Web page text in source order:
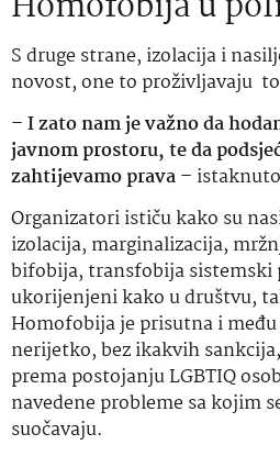
S druge strane, izolacija i
novost, one to proživljavaju
– I zato nam je važno da
javnom prostoru, te da
zahtijevamo prava –
Organizatori ističu kako su
izolacija, marginalizacija,
bifobija, transfobija sistemski
ukorijenjeni kako u društvu,
Homofobija je prisutna i
nerijetko, bez ikakvih
prema postojanju LGBTIQ
navedene probleme sa kojim
suočavaju.